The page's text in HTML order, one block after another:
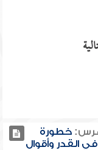
خطورة
القدر وأقوال